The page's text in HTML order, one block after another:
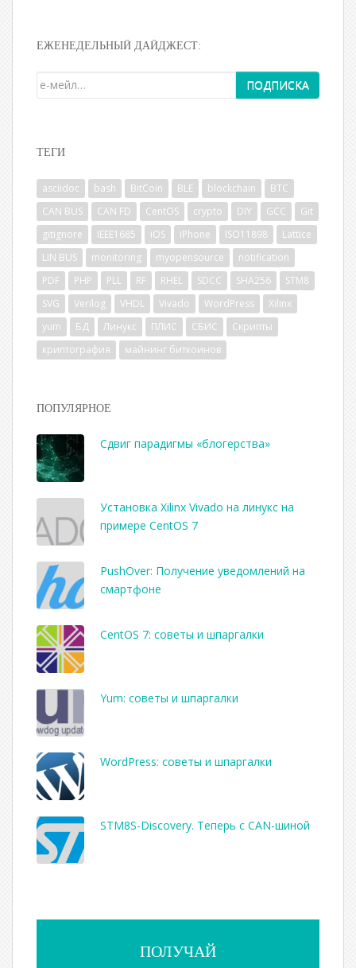
ЕЖЕНЕДЕЛЬНЫЙ ДАЙДЖЕСТ:
ТЕГИ
asciidoc bash BitCoin BLE blockchain
BTC
CAN BUS
CAN FD CentOS crypto DIY GCC
Git
gitignore
IEEE1685 iOS iPhone ISO11898
Lattice
LIN BUS
monitoring myopensource
notification
PDF
PHP PLL RF RHEL SDCC SHA256
STM8
SVG
Verilog VHDL Vivado WordPress
Xilinx
yum
БД Линукс ПЛИС СБИС
Скрипты
криптография
майнинг биткоинов
ПОПУЛЯРНОЕ
Сдвиг парадигмы «блогерства»
Установка Xilinx Vivado на линукс на
примере CentOS 7
PushOver: Получение уведомлений на
смартфоне
CentOS 7: советы и шпаргалки
Yum: советы и шпаргалки
WordPress: советы и шпаргалки
STM8S-Discovery. Теперь с CAN-шиной
ПОЛУЧАЙ